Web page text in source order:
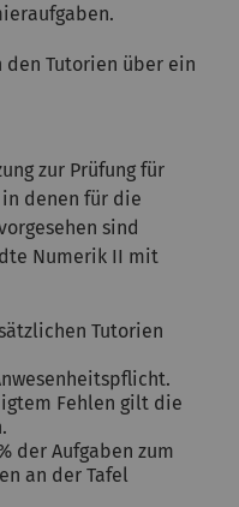
den Tutorien über ein
zur Prüfung für
denen für die
sind
Numerik II mit
Tutorien
Fehlen gilt die
der Aufgaben zum
an der Tafel